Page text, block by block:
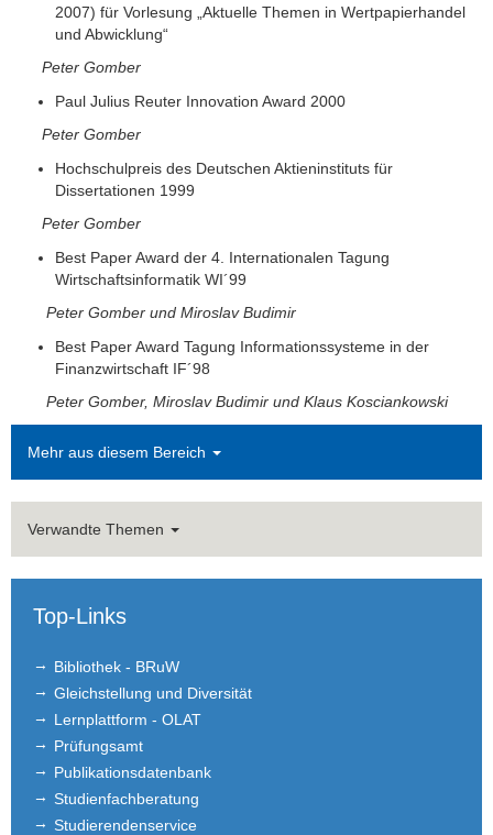
2007) für Vorlesung „Aktuelle Themen in Wertpapierhandel
und Abwicklung“
Peter Gomber
Paul Julius Reuter Innovation Award 2000
Peter Gomber
Hochschulpreis des Deutschen Aktieninstituts für
Dissertationen 1999
Peter Gomber
Best Paper Award der 4. Internationalen Tagung
Wirtschaftsinformatik WI´99
Peter Gomber und Miroslav Budimir
Best Paper Award Tagung Informationssysteme in der
Finanzwirtschaft IF´98
Peter Gomber, Miroslav Budimir und Klaus Kosciankowski
Mehr aus diesem Bereich
Verwandte Themen
Top-Links
Bibliothek - BRuW
Gleichstellung und Diversität
Lernplattform - OLAT
Prüfungsamt
Publikationsdatenbank
Studienfachberatung
Studierendenservice